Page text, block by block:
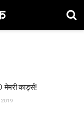
कार्ड्स!
2019